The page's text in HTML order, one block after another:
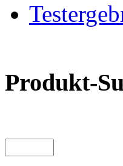
Produkt-